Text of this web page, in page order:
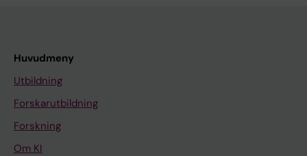
Huvudmeny
Utbildning
Forskarutbildning
Forskning
Om KI